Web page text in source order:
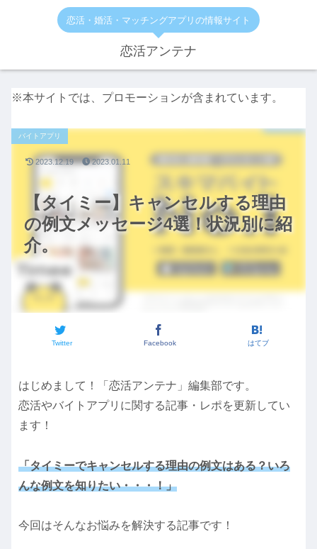
恋活・婚活・マッチングアプリの情報サイト
恋活アンテナ
※本サイトでは、プロモーションが含まれています。
【タイミー】キャンセルする理由
の例文メッセージ4選！状況別に紹
介。
バイトアプリ
Twitter Facebook はてブ
2023.12.19 2023.01.11
はじめまして！「恋活アンテナ」編集部です。
恋活やバイトアプリに関する記事・レポを更新してい
ます！
「タイミーでキャンセルする理由の例文はある？いろ
んな例文を知りたい・・・！」
今回はそんなお悩みを解決する記事です！